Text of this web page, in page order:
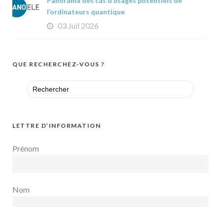
l’ordinateurs quantique
03 Juil 2026
QUE RECHERCHEZ-VOUS ?
Search
for:
LETTRE D’INFORMATION
Prénom
Nom